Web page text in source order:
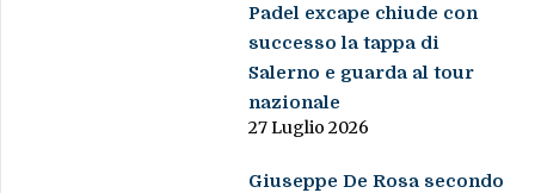
Padel excape chiude con
successo la tappa di
Salerno e guarda al tour
nazionale
27 Luglio 2026
Giuseppe De Rosa secondo